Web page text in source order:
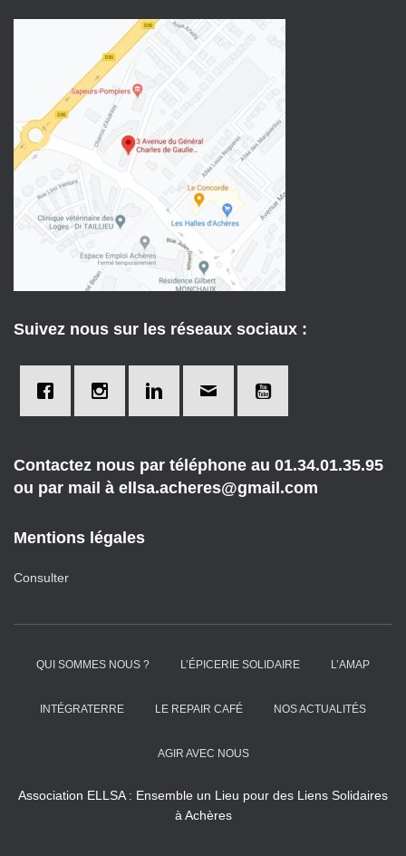
Suivez nous sur les réseaux sociaux :
Contactez nous par téléphone au 01.34.01.35.95
ou par mail à ellsa.acheres@gmail.com
Mentions légales
Consulter
QUI SOMMES NOUS ? L’ÉPICERIE SOLIDAIRE L’AMAP
INTÉGRATERRE LE REPAIR CAFÉ NOS ACTUALITÉS
AGIR AVEC NOUS
Association ELLSA : Ensemble un Lieu pour des Liens Solidaires
à Achères